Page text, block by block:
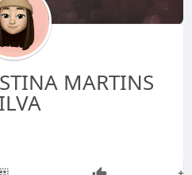
MARTINS